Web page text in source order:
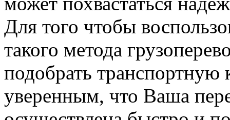
Для того чтобы
такого метода
подобрать
уверенным, что Ваша